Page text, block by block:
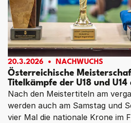
Österreichische
Titelkämpfe der U18 und U14
20.3.2026 NACHWUCHS
Nach den Meistertiteln am
werden auch am Samstag und
vier Mal die nationale Krone im